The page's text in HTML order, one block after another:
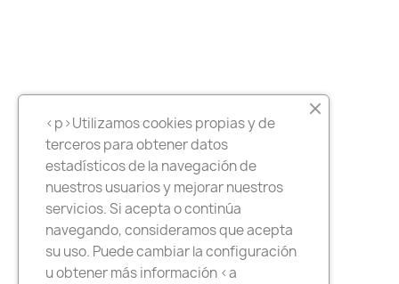
<p>Utilizamos cookies propias y de
terceros para obtener datos
estadísticos de la navegación de
nuestros usuarios y mejorar nuestros
servicios. Si acepta o continúa
navegando, consideramos que acepta
su uso. Puede cambiar la configuración
u obtener más información <a